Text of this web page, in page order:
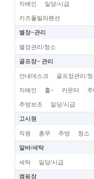
지배인 일당/시급
키즈풀빌라펜션
별장~관리
별장관리/청소
골프장~ 관리
안내데스크 골프장관리/청
지배인 홀~ 카운터
주방보조 일당/시급
고시원
직원 총무 주방 청소
알바/세탁
세탁 일당/시급
캠핑장